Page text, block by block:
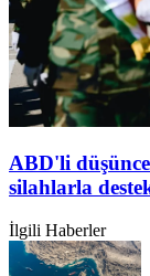
ABD'li
silahlarla
İlgili Haberler